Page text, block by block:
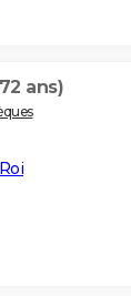
ans)